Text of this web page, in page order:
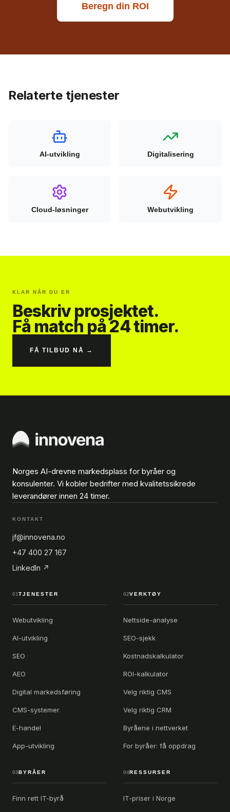
Beregn din ROI
Relaterte tjenester
AI-utvikling Digitalisering
Cloud-løsninger Webutvikling
KLAR NÅR DU ER
Beskriv prosjektet.
Få match på 24 timer.
FÅ TILBUD NÅ →
Norges AI-drevne markedsplass for byråer og
konsulenter. Vi kobler bedrifter med kvalitetssikrede
leverandører innen 24 timer.
KONTAKT
jf@innovena.no
+47 400 27 167
LinkedIn ↗
01TJENESTER
Webutvikling
AI-utvikling
SEO
AEO
Digital markedsføring
CMS-systemer
E-handel
App-utvikling
02VERKTØY
Nettside-analyse
SEO-sjekk
Kostnadskalkulator
ROI-kalkulator
Velg riktig CMS
Velg riktig CRM
Byråene i nettverket
For byråer: få oppdrag
03 BYRÅER
Finn rett IT-byrå
04RESSURSER
IT-priser i Norge